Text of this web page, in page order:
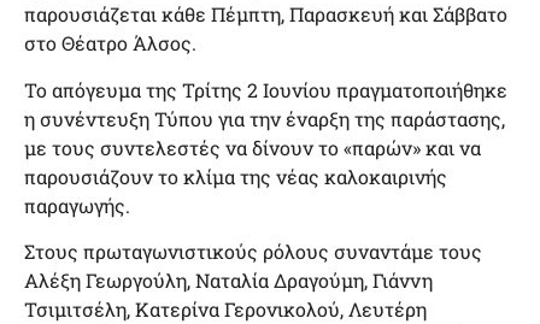
παρουσιάζεται κάθε Πέμπτη, Παρασκευή και Σάββατο
στο Θέατρο Άλσος.
Το απόγευμα της Τρίτης 2 Ιουνίου πραγματοποιήθηκε
η συνέντευξη Τύπου για την έναρξη της παράστασης,
με τους συντελεστές να δίνουν το «παρών» και να
παρουσιάζουν το κλίμα της νέας καλοκαιρινής
παραγωγής.
Στους πρωταγωνιστικούς ρόλους συναντάμε τους
Αλέξη Γεωργούλη, Ναταλία Δραγούμη, Γιάννη
Τσιμιτσέλη, Κατερίνα Γερονικολού, Λευτέρη